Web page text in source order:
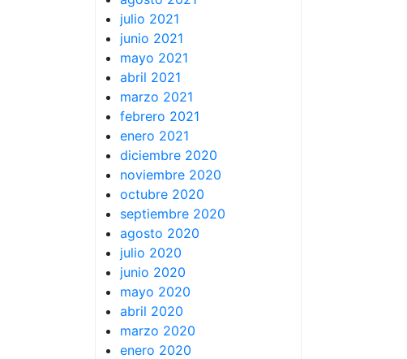
julio 2021
junio 2021
mayo 2021
abril 2021
marzo 2021
febrero 2021
enero 2021
diciembre 2020
noviembre 2020
octubre 2020
septiembre 2020
agosto 2020
julio 2020
junio 2020
mayo 2020
abril 2020
marzo 2020
enero 2020